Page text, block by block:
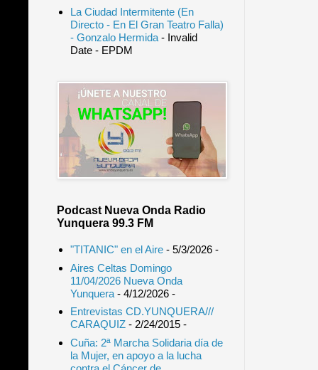
La Ciudad Intermitente (En
Directo - En El Gran Teatro Falla)
- Gonzalo Hermida- Invalid
Date- EPDM
Podcast Nueva Onda Radio
Yunquera 99.3 FM
"TITANIC" en el Aire- 5/3/2026-
Aires Celtas Domingo
11/04/2026 Nueva Onda
Yunquera- 4/12/2026-
Entrevistas CD.YUNQUERA///
CARAQUIZ- 2/24/2015-
Cuña: 2ª Marcha Solidaria día de
la Mujer, en apoyo a la lucha